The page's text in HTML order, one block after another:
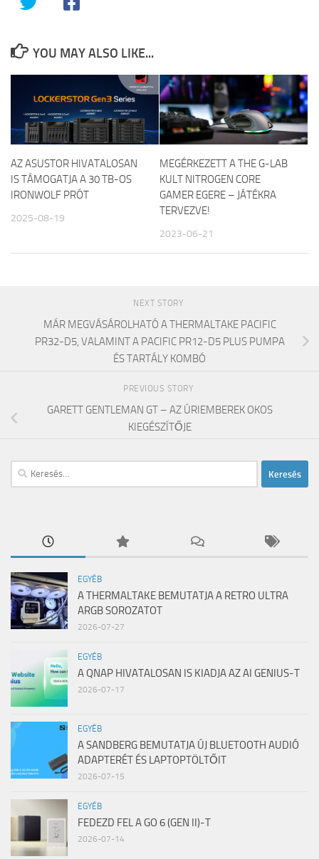
YOU MAY ALSO LIKE...
AZ ASUSTOR HIVATALOSAN
IS TÁMOGATJA A 30 TB-OS
IRONWOLF PRÓT
2025-08-19
MEGÉRKEZETT A THE G-LAB
KULT NITROGEN CORE
GAMER EGERE – JÁTÉKRA
TERVEZVE!
2023-06-21
NEXT STORY
MÁR MEGVÁSÁROLHATÓ A THERMALTAKE PACIFIC
PR32-D5, VALAMINT A PACIFIC PR12-D5 PLUS PUMPA
ÉS TARTÁLY KOMBÓ
PREVIOUS STORY
GARETT GENTLEMAN GT – AZ ÚRIEMBEREK OKOS
KIEGÉSZÍTŐJE
Keresés:
EGYÉB
A THERMALTAKE BEMUTATJA A RETRO ULTRA
ARGB SOROZATOT
2026-07-27
EGYÉB
A QNAP HIVATALOSAN IS KIADJA AZ AI GENIUS-T
2026-07-17
EGYÉB
A SANDBERG BEMUTATJA ÚJ BLUETOOTH AUDIÓ
ADAPTERÉT ÉS LAPTOPTÖLTŐIT
2026-07-15
EGYÉB
FEDEZD FEL A GO 6 (GEN II)-T
2026-07-14